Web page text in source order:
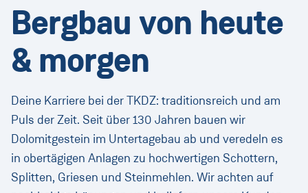
Messen
Land ändern:(Aktuell:
Deutschland
)
Bergbau von heute
& morgen
Deine Karriere bei der TKDZ: traditionsreich und am
Puls der Zeit. Seit über 130 Jahren bauen wir
Dolomitgestein im Untertagebau ab und veredeln es
in obertägigen Anlagen zu hochwertigen Schottern,
Splitten, Griesen und Steinmehlen. Wir achten auf